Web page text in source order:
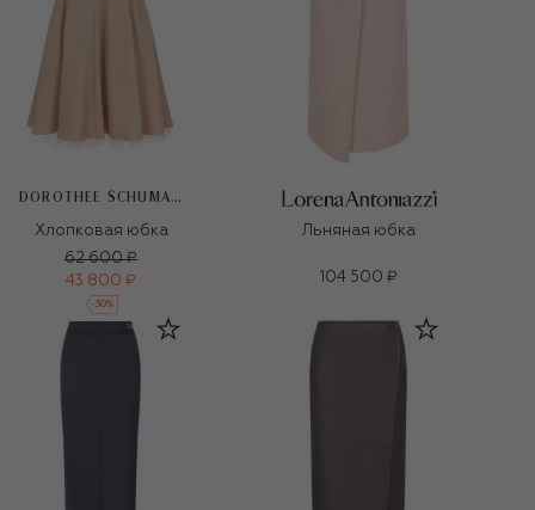
DOROTHEE SCHUMACHER
Хлопковая юбка
62 600 ₽
43 800 ₽
-30%
Льняная юбка
104 500 ₽